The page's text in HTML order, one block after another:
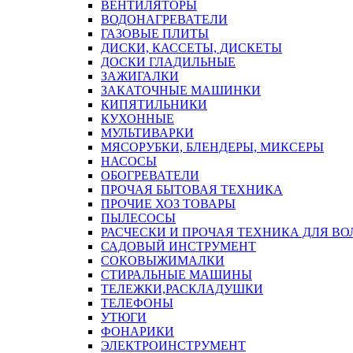
ВЕНТИЛЯТОРЫ
ВОДОНАГРЕВАТЕЛИ
ГАЗОВЫЕ ПЛИТЫ
ДИСКИ, КАССЕТЫ, ДИСКЕТЫ
ДОСКИ ГЛАДИЛЬНЫЕ
ЗАЖИГАЛКИ
ЗАКАТОЧНЫЕ МАШИНКИ
КИПЯТИЛЬНИКИ
КУХОННЫЕ
МУЛЬТИВАРКИ
МЯСОРУБКИ, БЛЕНДЕРЫ, МИКСЕРЫ
НАСОСЫ
ОБОГРЕВАТЕЛИ
ПРОЧАЯ БЫТОВАЯ ТЕХНИКА
ПРОЧИЕ ХОЗ ТОВАРЫ
ПЫЛЕСОСЫ
РАСЧЕСКИ И ПРОЧАЯ ТЕХНИКА ДЛЯ
САДОВЫЙ ИНСТРУМЕНТ
СОКОВЫЖИМАЛКИ
СТИРАЛЬНЫЕ МАШИНЫ
ТЕЛЕЖКИ,РАСКЛАДУШКИ
ТЕЛЕФОНЫ
УТЮГИ
ФОНАРИКИ
ЭЛЕКТРОИНСТРУМЕНТ